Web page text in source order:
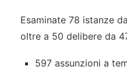
Esaminate 78 istanze
oltre a 50 delibere da
597 assunzioni a